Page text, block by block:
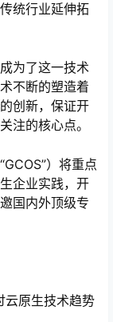
统行业延伸拓
为了这一技术
不断的塑造着
创新，保证开
注的核心点。
）将重点
企业实践，开
国内外顶级专
云原生技术趋势